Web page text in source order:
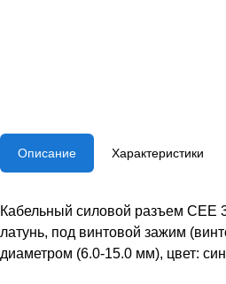
Описание Характеристики
Кабельный силовой разъем СЕЕ
латунь, под винтовой зажим
диаметром (6.0-15.0 мм), цвет: